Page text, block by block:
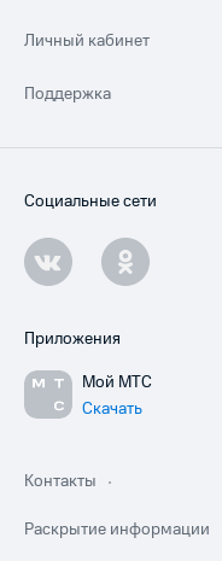
Личный кабинет
Поддержка
Социальные сети
Приложения
Мой МТС
Скачать
Контакты
Раскрытие информации